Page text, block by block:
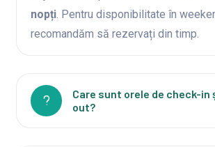
nopți. Pentru disponibilitate în
recomandăm să rezervați din timp.
Care sunt orele de check-in
out?